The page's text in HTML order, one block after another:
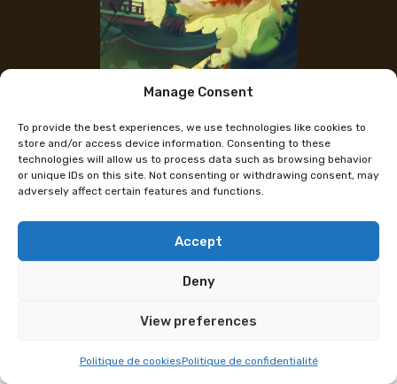
Manage Consent
To provide the best experiences, we use technologies like cookies to
store and/or access device information. Consenting to these
technologies will allow us to process data such as browsing behavior
or unique IDs on this site. Not consenting or withdrawing consent, may
adversely affect certain features and functions.
Accept
Deny
View preferences
Politique de cookiesPolitique de confidentialité
Kantakerro
Je suis une artiste numérique originaire de Sibérie,
spécialisée dans l’illustration de paysages de style
Programme sous réserve de modification